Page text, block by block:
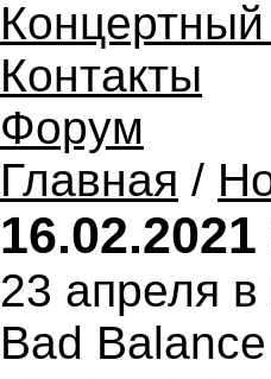
Концертный
Контакты
Форум
Главная /
23 апреля в
Bad